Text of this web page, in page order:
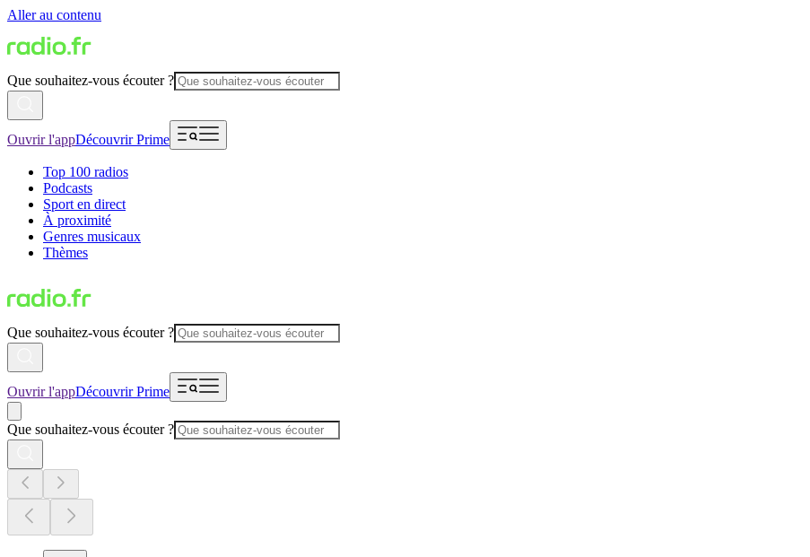
Aller au contenu
Que souhaitez-vous écouter ?
Ouvrir l'appDécouvrir Prime
Top 100 radios
Podcasts
Sport en direct
À proximité
Genres musicaux
Thèmes
Que souhaitez-vous écouter ?
Ouvrir l'appDécouvrir Prime
Que souhaitez-vous écouter ?